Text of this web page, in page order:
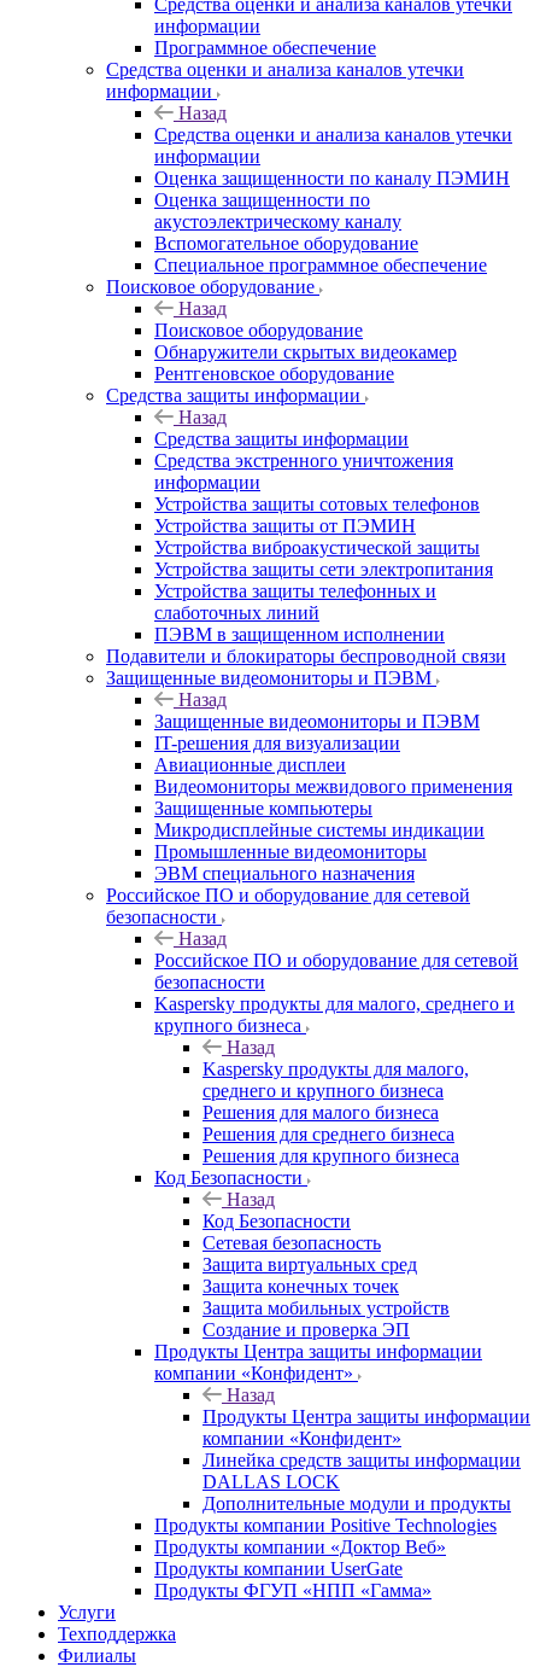
Средства оценки и анализа каналов утечки
информации
Программное обеспечение
Средства оценки и анализа каналов утечки
информации
Назад
Средства оценки и анализа каналов утечки
информации
Оценка защищенности по каналу ПЭМИН
Оценка защищенности по
акустоэлектрическому каналу
Вспомогательное оборудование
Специальное программное обеспечение
Поисковое оборудование
Назад
Поисковое оборудование
Обнаружители скрытых видеокамер
Рентгеновское оборудование
Средства защиты информации
Назад
Средства защиты информации
Средства экстренного уничтожения
информации
Устройства защиты сотовых телефонов
Устройства защиты от ПЭМИН
Устройства виброакустической защиты
Устройства защиты сети электропитания
Устройства защиты телефонных и
слаботочных линий
ПЭВМ в защищенном исполнении
Подавители и блокираторы беспроводной связи
Защищенные видеомониторы и ПЭВМ
Назад
Защищенные видеомониторы и ПЭВМ
IT-решения для визуализации
Авиационные дисплеи
Видеомониторы межвидового применения
Защищенные компьютеры
Микродисплейные системы индикации
Промышленные видеомониторы
ЭВМ специального назначения
Российское ПО и оборудование для сетевой
безопасности
Назад
Российское ПО и оборудование для сетевой
безопасности
Kaspersky продукты для малого, среднего и
крупного бизнеса
Назад
Kaspersky продукты для малого,
среднего и крупного бизнеса
Решения для малого бизнеса
Решения для среднего бизнеса
Решения для крупного бизнеса
Код Безопасности
Назад
Код Безопасности
Сетевая безопасность
Защита виртуальных сред
Защита конечных точек
Защита мобильных устройств
Создание и проверка ЭП
Продукты Центра защиты информации
компании «Конфидент»
Назад
Продукты Центра защиты информации
компании «Конфидент»
Линейка средств защиты информации
DALLAS LOCK
Дополнительные модули и продукты
Продукты компании Positive Technologies
Продукты компании «Доктор Веб»
Продукты компании UserGate
Продукты ФГУП «НПП «Гамма»
Услуги
Техподдержка
Филиалы